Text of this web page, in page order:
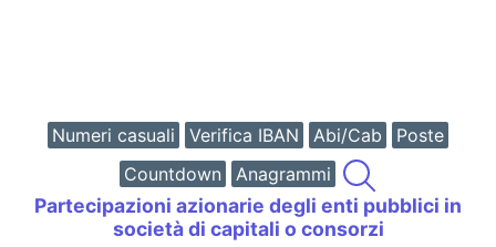
Numeri casuali Verifica IBAN Abi/Cab
Poste
Countdown
Anagrammi
Partecipazioni azionarie degli enti pubblici in
società di capitali o consorzi